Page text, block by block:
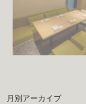
月別アーカイブ